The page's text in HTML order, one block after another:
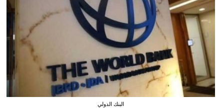
البنك الدولي